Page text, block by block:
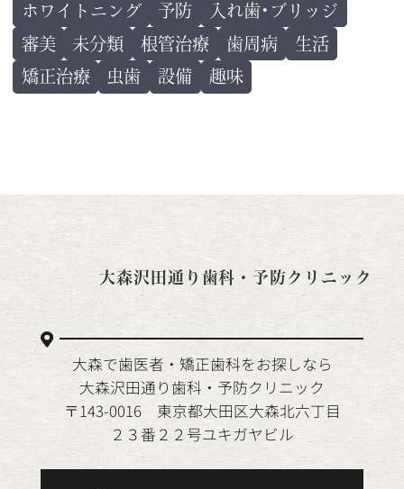
ホワイトニング
予防
入れ歯･ブリッジ
審美
未分類 根管治療 歯周病
生活
矯正治療
虫歯 設備 趣味
大森沢田通り歯科・予防クリニック
大森で歯医者・矯正歯科をお探しなら
大森沢田通り歯科・予防クリニック
〒143-0016 東京都大田区大森北六丁目
２３番２２号ユキガヤビル